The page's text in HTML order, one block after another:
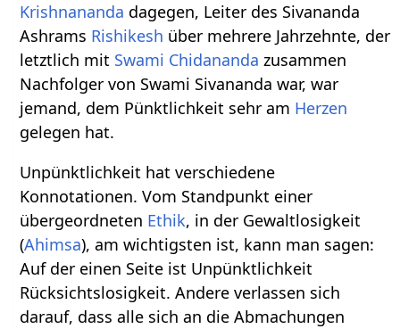
Krishnananda dagegen, Leiter des Sivananda
Ashrams Rishikesh über mehrere Jahrzehnte, der
letztlich mit Swami Chidananda zusammen
Nachfolger von Swami Sivananda war, war
jemand, dem Pünktlichkeit sehr am Herzen
gelegen hat.
Unpünktlichkeit hat verschiedene
Konnotationen. Vom Standpunkt einer
übergeordneten Ethik, in der Gewaltlosigkeit
(Ahimsa), am wichtigsten ist, kann man sagen:
Auf der einen Seite ist Unpünktlichkeit
Rücksichtslosigkeit. Andere verlassen sich
darauf, dass alle sich an die Abmachungen